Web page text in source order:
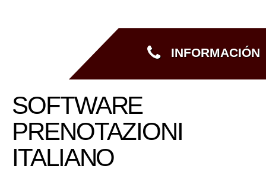
INFORMACIÓN
SOFTWARE
PRENOTAZIONI
ITALIANO